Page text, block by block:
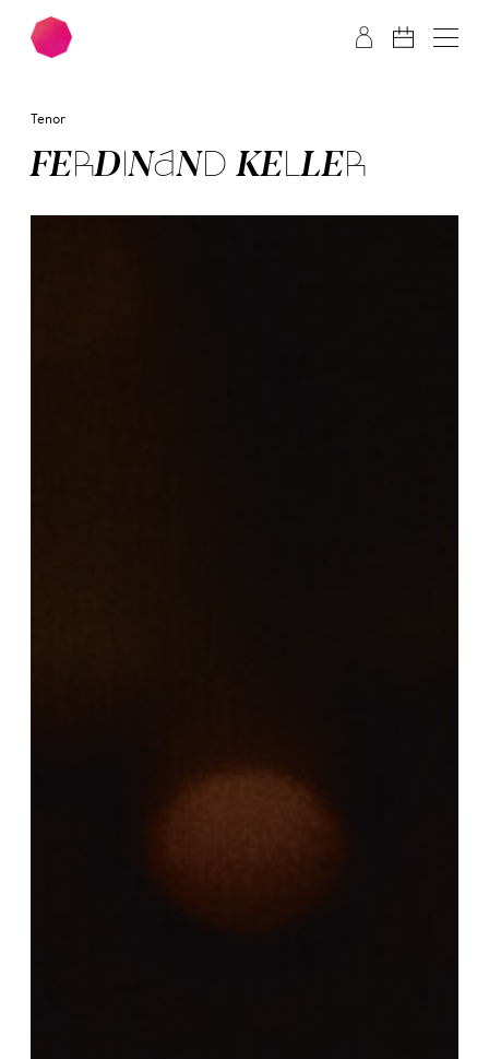
Zum Hauptinhalt springen Zum Footer springen
Tenor
FER­DI­NAND KEL­LER